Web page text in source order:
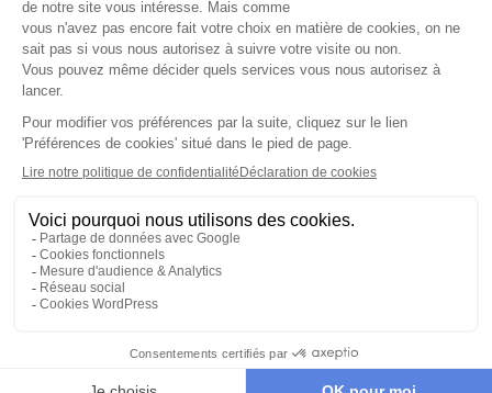
Expertise et co-construction
1
nous concevons des voyages